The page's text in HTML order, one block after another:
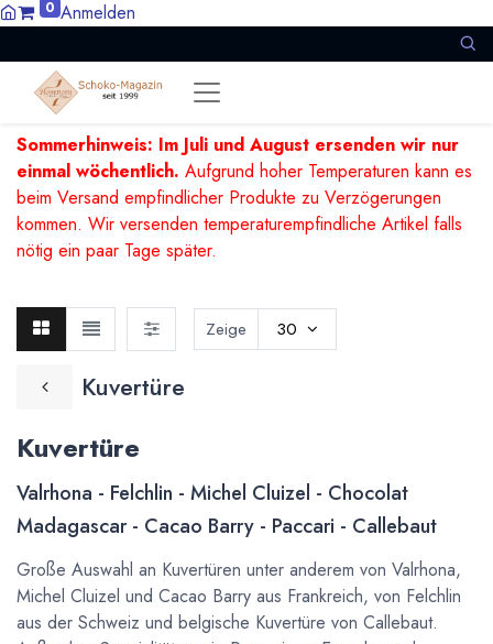
0 Anmelden
Sommerhinweis: Im Juli und August ersenden wir nur
einmal wöchentlich. Aufgrund hoher Temperaturen kann es
beim Versand empfindlicher Produkte zu Verzögerungen
kommen. Wir versenden temperaturempfindliche Artikel falls
nötig ein paar Tage später.
Kuvertüre
Zeige 30
Kuvertüre
Valrhona - Felchlin - Michel Cluizel - Chocolat
Madagascar - Cacao Barry - Paccari - Callebaut
Große Auswahl an Kuvertüren unter anderem von Valrhona,
Michel Cluizel und Cacao Barry aus Frankreich, von Felchlin
aus der Schweiz und belgische Kuvertüre von Callebaut.